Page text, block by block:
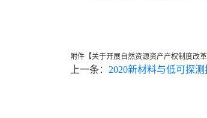
附件【关于开展自然资源资产产权制度改
上一条： 2020新材料与低可探